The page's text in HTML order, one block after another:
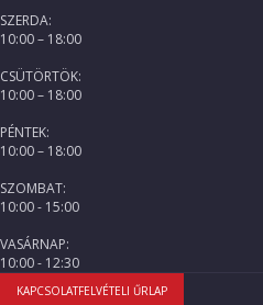
SZERDA:
10:00 – 18:00
CSÜTÖRTÖK:
10:00 – 18:00
PÉNTEK:
10:00 – 18:00
SZOMBAT:
10:00 - 15:00
VASÁRNAP:
10:00 - 12:30
KAPCSOLATFELVÉTELI ŰRLAP